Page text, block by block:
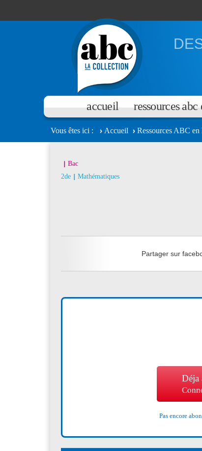
accueil ressources
Vous êtes ici Accueil Ressources ABC en
Bac
2de Mathématiques
Partager sur
Déja
Pas encore